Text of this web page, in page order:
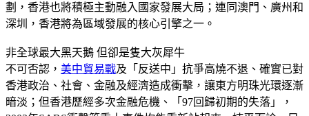
劃，香港也將積極主動融入國家發展大局；連同澳門、廣州和
深圳，香港將為區域發展的核心引擎之一。
非全球最大黑天鵝 但卻是隻大灰犀牛
不可否認， 美中貿易戰及「反送中」抗爭高燒不退、確實已對
香港政治、社會、金融及經濟造成衝擊，讓東方明珠光環逐漸
暗淡；但香港歷經多次金融危機、「97回歸初期的失落」，